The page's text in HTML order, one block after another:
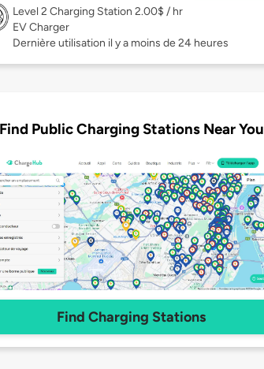
Level 2 Charging Station 2.00$ / hr
EV Charger
Dernière utilisation il y a moins de 24 heures
Find Public Charging Stations Near You
Find Charging Stations